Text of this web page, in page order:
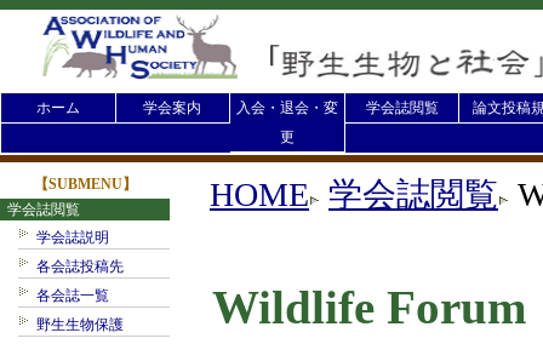
ホーム 学会案内
入会・退会・変
更
学会誌閲覧 論文投稿
HOME 学会誌閲覧
Wildlife
【SUBMENU】
学会誌閲覧
学会誌説明
各会誌投稿先
各会誌一覧
野生生物保護